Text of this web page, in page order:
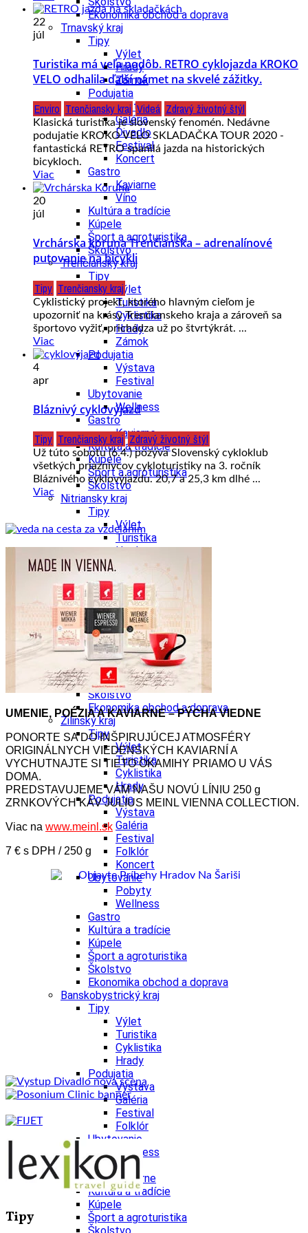
Ekonomika obchod a doprava
Trnavský kraj
Tipy
Výlet
Hrady
Zámok
Podujatia
Výstava
Galéria
Divadlo
Festival
Koncert
Gastro
Kaviarne
Víno
Kultúra a tradície
Kúpele
Šport a agroturistika
Školstvo
Trenčiansky kraj
Tipy
Výlet
Turistika
Cyklistika
Hrady
Zámok
Podujatia
Výstava
Festival
Ubytovanie
Wellness
Gastro
Kaviarne
Kultúra a tradície
Kúpele
Šport a agroturistika
Školstvo
Nitriansky kraj
Tipy
Výlet
Turistika
Hrady
Podujatia
Festival
Divadlo
Ubytovanie
Wellness
Gastro
Víno
Kultúra a tradície
Šport a agroturistika
Školstvo
Ekonomika obchod a doprava
Žilinský kraj
Tipy
Výlet
Turistika
Cyklistika
Hrady
Podujatia
Výstava
Galéria
Festival
Folklór
Koncert
Ubytovanie
Pobyty
Wellness
Gastro
Kultúra a tradície
Kúpele
Šport a agroturistika
Školstvo
Ekonomika obchod a doprava
Banskobystrický kraj
Tipy
Výlet
Turistika
Cyklistika
Hrady
Podujatia
Výstava
Galéria
Festival
Folklór
Ubytovanie
Wellness
Gastro
Kaviarne
Kultúra a tradície
Kúpele
Šport a agroturistika
22
júl
Turistika má veľa podôb. RETRO cyklojazda KROKO
VELO odhalila ďalší námet na skvelé zážitky.
Enviro Trenčiansky kraj Videá Zdravý životný štýl
Klasická turistika je slovenský fenomén. Nedávne
podujatie KROKO VELO SKLADAČKA TOUR 2020 -
fantastická RETRO spanilá jazda na historických
bicykloch.
Viac
20
júl
Vrchárska koruna Trenčianska – adrenalínové
putovanie na bicykli
Tipy Trenčiansky kraj
Cyklistický projekt, ktorého hlavným cieľom je
upozorniť na krásy Trenčianskeho kraja a zároveň sa
športovo vyžiť, prichádza už po štvrtýkrát. ...
Viac
4
apr
Bláznivý cyklovýjazd
Tipy Trenčiansky kraj Zdravý životný štýl
Už túto sobotu (6.4.) pozýva Slovenský cykloklub
všetkých priaznivcov cykloturistiky na 3. ročník
Bláznivého cyklovýjazdu. 20,7 a 25,3 km dlhé ...
Viac
UMENIE, POÉZIA A KAVIARNE – PÝCHA VIEDNE
PONORTE SA DO INŠPIRUJÚCEJ ATMOSFÉRY
ORIGINÁLNYCH VIEDENSKÝCH KAVIARNÍ A
VYCHUTNAJTE SI TIETO OKAMIHY PRIAMO U VÁS
DOMA.
PREDSTAVUJEME VÁM NAŠU NOVÚ LÍNIU 250 g
ZRNKOVÝCH KÁV JULIUS MEINL VIENNA COLLECTION.
Viac na www.meinl.sk
7 € s DPH / 250 g
Tipy